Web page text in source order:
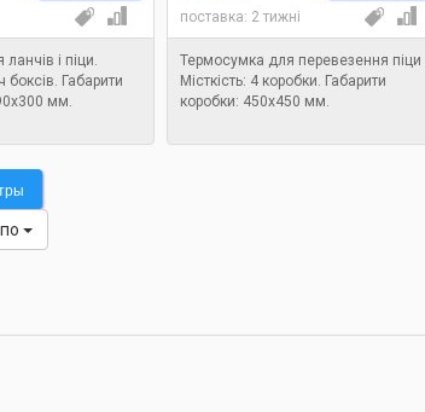
і піци.
боксів. Габарити
мм.
поставка: 2 тижні
Термосумка для перевезення піци
Місткість: 4 коробки. Габарити
коробки: 450х450 мм.